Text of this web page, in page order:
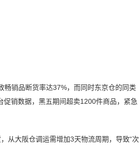
畅销品断货率达37%，而同时东京仓的同类
销数据，黑五期间超卖1200件商品，紧急
从大阪仓调运需增加3天物流周期，导致“次